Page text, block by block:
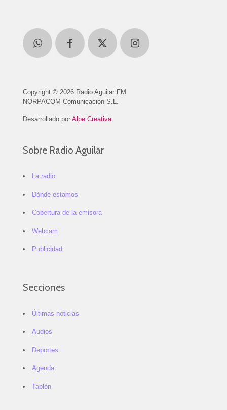
Copyright © 2026 Radio Aguilar FM
NORPACOM Comunicación S.L.
Desarrollado por Alpe Creativa
Sobre Radio Aguilar
La radio
Dónde estamos
Cobertura de la emisora
Webcam
Publicidad
Secciones
Últimas noticias
Audios
Deportes
Agenda
Tablón